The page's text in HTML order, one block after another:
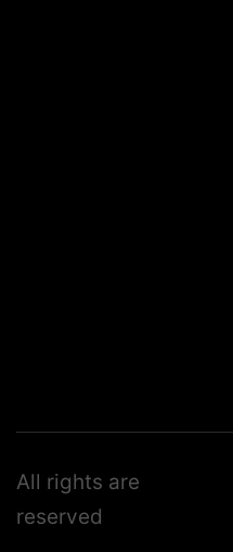
All rights are
reserved